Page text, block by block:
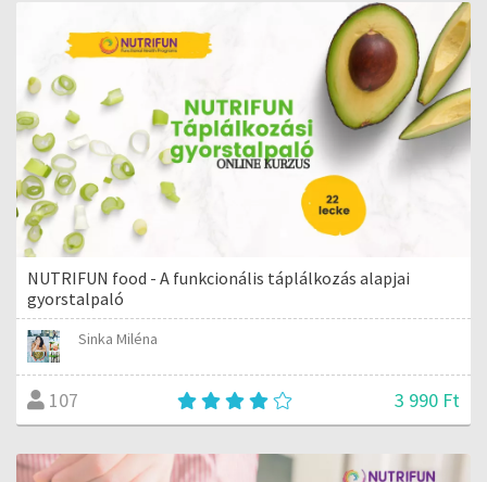
NUTRIFUN food - A funkcionális táplálkozás alapjai
gyorstalpaló
Sinka Miléna
107 3 990 Ft